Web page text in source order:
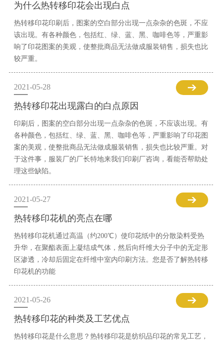
为什么热转移印花会出现白点
热转移印花印刷后，图案的空白部分出现一点杂杂的色斑，不应
该出现。有各种颜色，包括红、绿、蓝、黑、咖啡色等，严重影
响了印花图案的美观，使整批商品无法做成服装销售，损失也比
较严重。
2021-05-28
热转移印花出现露白的白点原因
印刷后，图案的空白部分出现一点杂杂的色斑，不应该出现。有
各种颜色，包括红、绿、蓝、黑、咖啡色等，严重影响了印花图
案的美观，使整批商品无法做成服装销售，损失也比较严重。对
于这件事，服装厂的厂长特地来我们印刷厂咨询，看能否帮助处
理这些缺陷。
2021-05-27
热转移印花机的亮点在哪
热转移印花机通过高温（约200℃）使印花纸中的分散染料受热
升华，在聚酯表面上凝结成气体，然后向纤维大分子中的无定形
区渗透，冷却后固定在纤维中室内印刷方法。您是否了解热转移
印花机的功能
2021-05-26
热转移印花的种类及工艺优点
热转移印花是什么意思？热转移印花是纺织品印花的常见工艺，